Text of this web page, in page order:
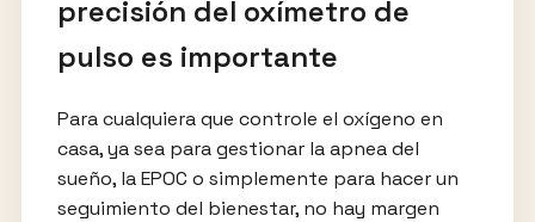
precisión del oxímetro de
pulso es importante
Para cualquiera que controle el oxígeno en
casa, ya sea para gestionar la apnea del
sueño, la EPOC o simplemente para hacer un
seguimiento del bienestar, no hay margen